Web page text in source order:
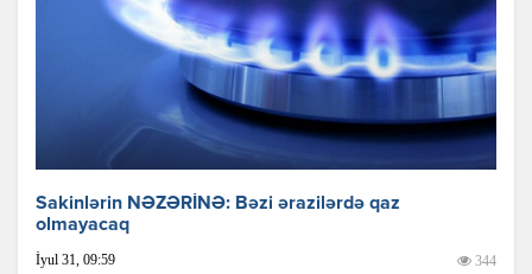
Sakinlərin NƏZƏRİNƏ: Bəzi ərazilərdə qaz
olmayacaq
İyul 31, 09:59 344